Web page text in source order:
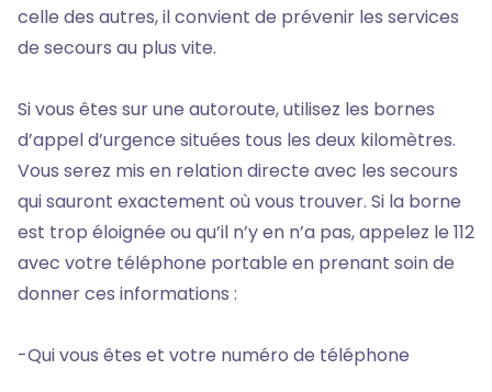
celle des autres, il convient de prévenir les services
de secours au plus vite.
Si vous êtes sur une autoroute, utilisez les bornes
d’appel d’urgence situées tous les deux kilomètres.
Vous serez mis en relation directe avec les secours
qui sauront exactement où vous trouver. Si la borne
est trop éloignée ou qu’il n’y en n’a pas, appelez le 112
avec votre téléphone portable en prenant soin de
donner ces informations :
-Qui vous êtes et votre numéro de téléphone